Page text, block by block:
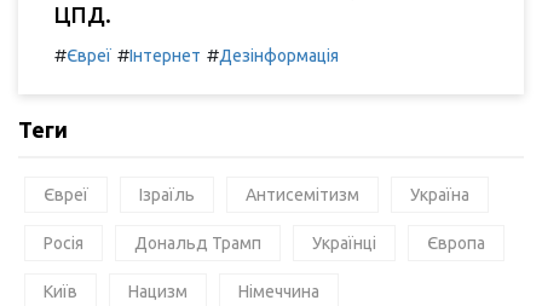
ЦПД.
#Євреї #Інтернет #Дезінформація
Теги
Євреї Ізраїль Антисемітизм Україна
Росія Дональд Трамп Українці Європа
Київ Нацизм Німеччина